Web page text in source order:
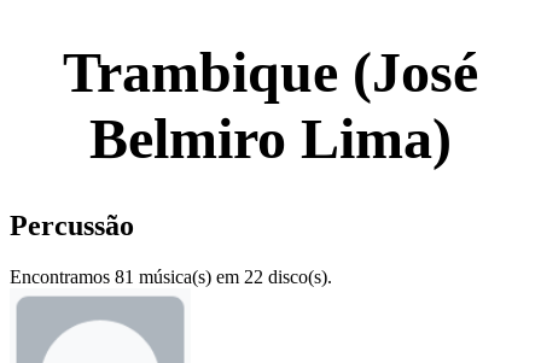
Trambique (José
Belmiro Lima)
Percussão
Encontramos 81 música(s) em 22 disco(s).